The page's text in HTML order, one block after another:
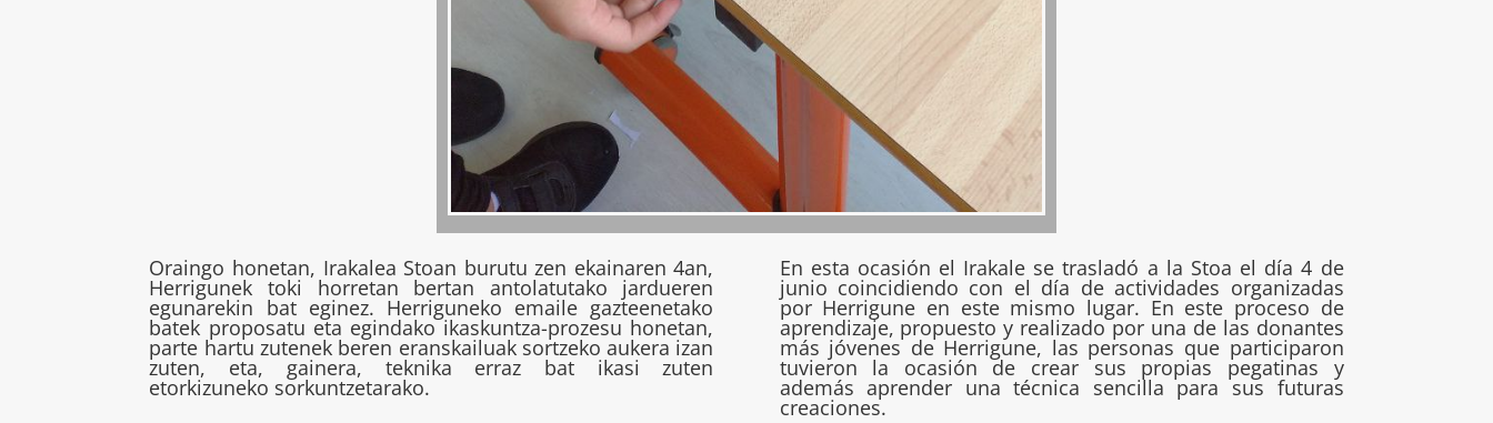
Oraingo honetan, Irakalea Stoan burutu zen ekainaren 4an,
Herrigunek toki horretan bertan antolatutako jardueren
egunarekin bat eginez. Herriguneko emaile gazteenetako
batek proposatu eta egindako ikaskuntza-prozesu honetan,
parte hartu zutenek beren eranskailuak sortzeko aukera izan
zuten, eta, gainera, teknika erraz bat ikasi zuten
etorkizuneko sorkuntzetarako.
En esta ocasión el Irakale se trasladó a la Stoa el día 4 de
junio coincidiendo con el día de actividades organizadas
por Herrigune en este mismo lugar. En este proceso de
aprendizaje, propuesto y realizado por una de las donantes
más jóvenes de Herrigune, las personas que participaron
tuvieron la ocasión de crear sus propias pegatinas y
además aprender una técnica sencilla para sus futuras
creaciones.